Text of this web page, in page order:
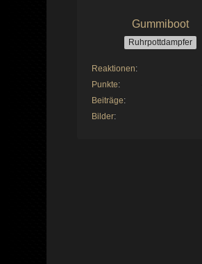
Gummiboot
Ruhrpottdampfer
Reaktionen
Punkte
Beiträge
Bilder